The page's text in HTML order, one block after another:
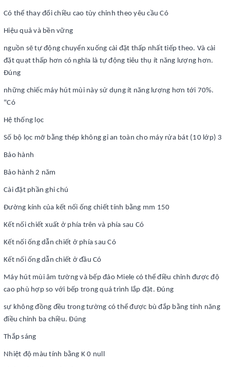
Có thể thay đổi chiều cao tùy chỉnh theo yêu cầu Có
Hiệu quả và bền vững
nguồn sẽ tự động chuyển xuống cài đặt thấp nhất tiếp theo. Và cài
đặt quạt thấp hơn có nghĩa là tự động tiêu thụ ít năng lượng hơn.
Đúng
những chiếc máy hút mùi này sử dụng ít năng lượng hơn tới 70%.
"Có
Hệ thống lọc
Số bộ lọc mỡ bằng thép không gỉ an toàn cho máy rửa bát (10 lớp) 3
Bảo hành
Bảo hành 2 năm
Cài đặt phần ghi chú
Đường kính của kết nối ống chiết tính bằng mm 150
Kết nối chiết xuất ở phía trên và phía sau Có
Kết nối ống dẫn chiết ở phía sau Có
Kết nối ống dẫn chiết ở đầu Có
Máy hút mùi âm tường và bếp đảo Miele có thể điều chỉnh được độ
cao phù hợp so với bếp trong quá trình lắp đặt. Đúng
sự không đồng đều trong tường có thể được bù đắp bằng tính năng
điều chỉnh ba chiều. Đúng
Thắp sáng
Nhiệt độ màu tính bằng K 0 null